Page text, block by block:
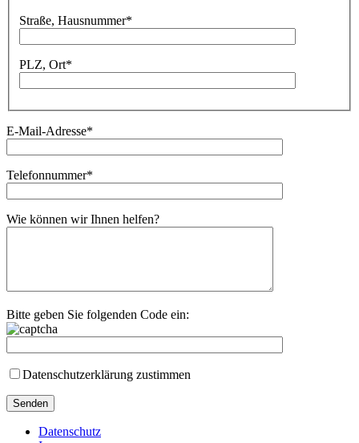
Straße, Hausnummer*
PLZ, Ort*
E-Mail-Adresse*
Telefonnummer*
Wie können wir Ihnen helfen?
Bitte geben Sie folgenden Code ein:
Datenschutzerklärung zustimmen
Datenschutz